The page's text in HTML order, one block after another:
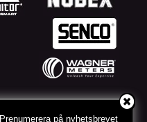
Prenumerera på nyhetsbrevet